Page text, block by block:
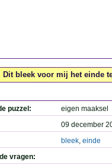
Dit bleek voor mij het einde
puzzel:
eigen maaksel
09 december
bleek, einde
vragen: